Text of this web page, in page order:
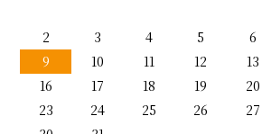
2
3 4 5 6
9
10 11 12 13
16
17 18 19 20
23
24 25 26 27